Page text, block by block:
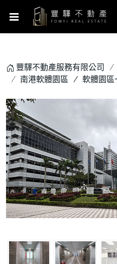
豐驛不動產服務有限公司
南港軟體園區
軟體園區